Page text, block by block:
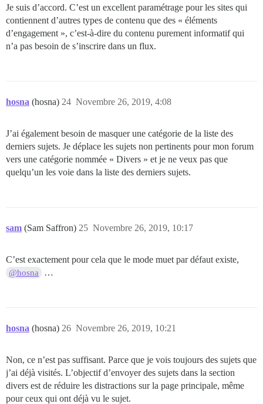
Je suis d’accord. C’est un excellent paramétrage pour les sites qui
contiennent d’autres types de contenu que des « éléments
d’engagement », c’est-à-dire du contenu purement informatif qui
n’a pas besoin de s’inscrire dans un flux.
hosna (hosna) Novembre 26, 2019, 4:08
24
J’ai également besoin de masquer une catégorie de la liste des
derniers sujets. Je déplace les sujets non pertinents pour mon forum
vers une catégorie nommée « Divers » et je ne veux pas que
quelqu’un les voie dans la liste des derniers sujets.
sam (Sam Saffron) Novembre 26, 2019, 10:17
25
C’est exactement pour cela que le mode muet par défaut existe,
@hosna …
hosna (hosna) Novembre 26, 2019, 10:21
26
Non, ce n’est pas suffisant. Parce que je vois toujours des sujets que
j’ai déjà visités. L’objectif d’envoyer des sujets dans la section
divers est de réduire les distractions sur la page principale, même
pour ceux qui ont déjà vu le sujet.